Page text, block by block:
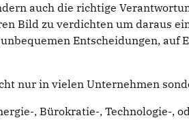
auch die richtige
Bild zu verdichten um daraus
Entscheidungen, auf
nur in vielen Unternehmen
, Bürokratie-, Technologie-,